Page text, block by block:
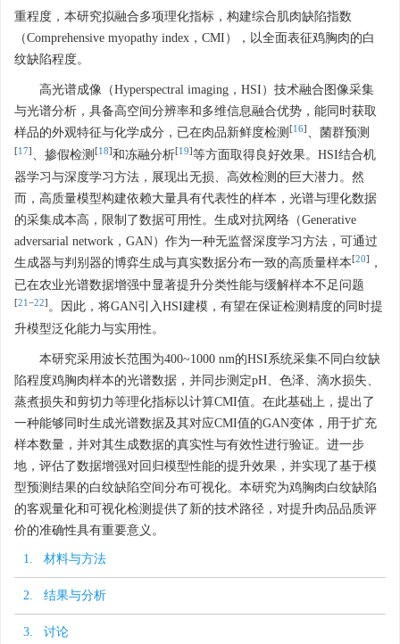
重程度，本研究拟融合多项理化指标，构建综合肌肉缺陷指数
（Comprehensive myopathy index，CMI），以全面表征鸡胸肉的白
纹缺陷程度。
高光谱成像（Hyperspectral imaging，HSI）技术融合图像采集
与光谱分析，具备高空间分辨率和多维信息融合优势，能同时获取
样品的外观特征与化学成分，已在肉品新鲜度检测 [16] 、菌群预测
[17] 、掺假检测 [18]和冻融分析[19]等方面取得良好效果。HSI结合机
器学习与深度学习方法，展现出无损、高效检测的巨大潜力。然
而，高质量模型构建依赖大量具有代表性的样本，光谱与理化数据
的采集成本高，限制了数据可用性。生成对抗网络（Generative
adversarial network，GAN）作为一种无监督深度学习方法，可通过
生成器与判别器的博弈生成与真实数据分布一致的高质量样本[20]
，
已在农业光谱数据增强中显著提升分类性能与缓解样本不足问题
[21 −22] 。因此，将GAN引入HSI建模，有望在保证检测精度的同时提
升模型泛化能力与实用性。
本研究采用波长范围为400~1000 nm的HSI系统采集不同白纹缺
陷程度鸡胸肉样本的光谱数据，并同步测定pH、色泽、滴水损失、
蒸煮损失和剪切力等理化指标以计算CMI值。在此基础上，提出了
一种能够同时生成光谱数据及其对应CMI值的GAN变体，用于扩充
样本数量，并对其生成数据的真实性与有效性进行验证。进一步
地，评估了数据增强对回归模型性能的提升效果，并实现了基于模
型预测结果的白纹缺陷空间分布可视化。本研究为鸡胸肉白纹缺陷
的客观量化和可视化检测提供了新的技术路径，对提升肉品品质评
价的准确性具有重要意义。
1. 材料与方法
2. 结果与分析
3. 讨论